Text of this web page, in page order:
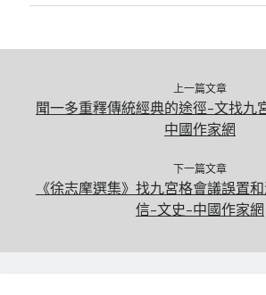
上一篇文章
聞一多重釋傳統經典的途徑–文找九
中國作家網
下一篇文章
《徐志摩選集》找九宮格會議誤置
信–文史–中國作家網